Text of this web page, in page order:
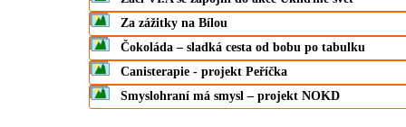
Za zážitky na Bílou
Čokoláda – sladká cesta od bobu po tabulku
Canisterapie - projekt Peříčka
Smyslohraní má smysl – projekt NOKD